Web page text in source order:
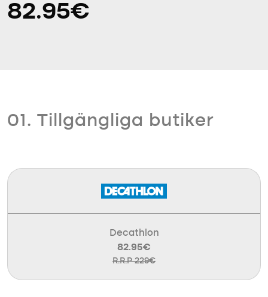
82.95€
01. Tillgängliga butiker
Decathlon
82.95€
R.R.P 229€